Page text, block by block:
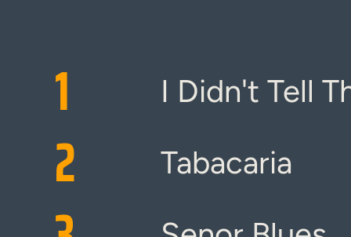
1 I Didn't Tell
2 Tabacaria